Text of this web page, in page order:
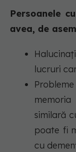
Persoanele
avea, de
lucruri
similară
poate fi
cu